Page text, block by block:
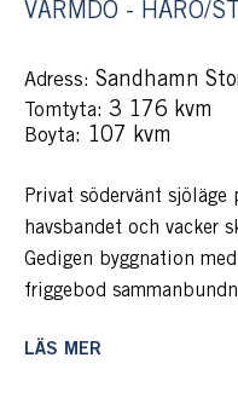
VÄRMDÖ - HARÖ/
Adress: Sandhamn
Tomtyta: 3 176 kvm
Boyta: 107 kvm
Privat södervänt
havsbandet och vacker
Gedigen byggnation
friggebod
bastu och stor
LÄS MER